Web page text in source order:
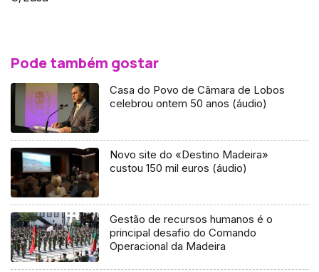
Pode também gostar
Casa do Povo de Câmara de Lobos
celebrou ontem 50 anos (áudio)
Novo site do «Destino Madeira»
custou 150 mil euros (áudio)
Gestão de recursos humanos é o
principal desafio do Comando
Operacional da Madeira